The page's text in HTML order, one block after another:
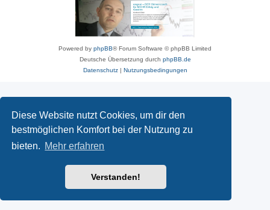
Diese Website nutzt Cookies, um dir den
bestmöglichen Komfort bei der Nutzung zu
bieten. Mehr erfahren
Verstanden!
Powered by phpBB® Forum Software © phpBB Limited
Deutsche Übersetzung durch phpBB.de
Datenschutz| Nutzungsbedingungen